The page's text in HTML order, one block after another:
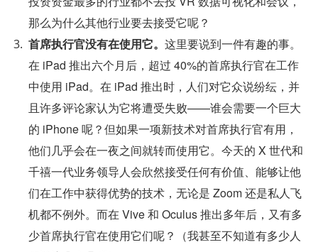
那么为什么其他行业要去接受它呢？
首席执行官没有在使用它。 这里要说到一件有趣的事。
在 iPad 推出六个月后，超过 40%的首席执行官在工作
中使用 iPad。在 iPad 推出时，人们对它众说纷纭，并
且许多评论家认为它将遭受失败——谁会需要一个巨大
的 iPhone 呢？但如果一项新技术对首席执行官有用，
他们几乎会在一夜之间就转而使用它。今天的 X 世代和
千禧一代业务领导人会欣然接受任何有价值、能够让他
们在工作中获得优势的技术，无论是 Zoom 还是私人飞
机都不例外。而在 Vive 和 Oculus 推出多年后，又有多
少首席执行官在使用它们呢？（我甚至不知道有多少人